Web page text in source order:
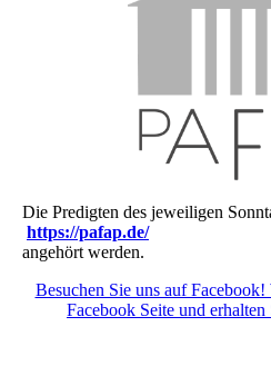
Die Predigten des jeweiligen
https://pafap.de/
angehört werden.
Besuchen Sie uns auf
Facebook Seite und